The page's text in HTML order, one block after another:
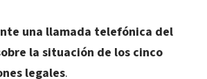
una llamada telefónica del
la situación de los cinco
legales.